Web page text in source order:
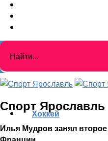
Спорт Ярославль
Илья Мудров занял
Хоккей